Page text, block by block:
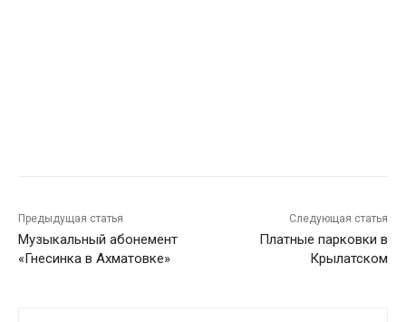
Предыдущая статья
Музыкальный абонемент
«Гнесинка в Ахматовке»
Следующая статья
Платные парковки в
Крылатском